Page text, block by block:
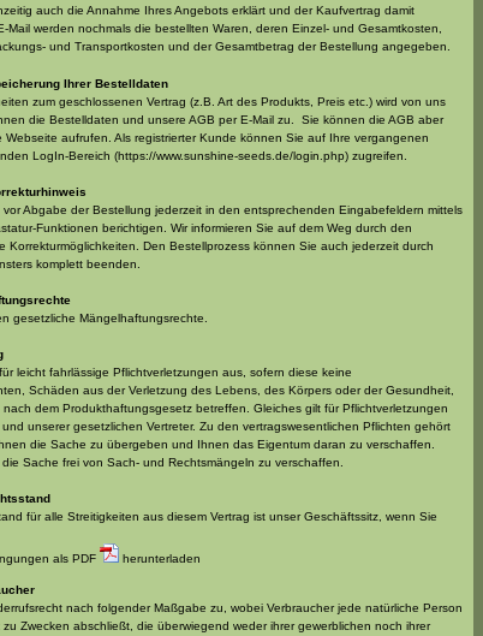
auch die Annahme Ihres Angebots erklärt und der Kaufvertrag damit
Mail werden nochmals die bestellten Waren, deren Einzel- und Gesamtkosten,
und Transportkosten und der Gesamtbetrag der Bestellung angegeben.
Ihrer Bestelldaten
zum geschlossenen Vertrag (z.B. Art des Produkts, Preis etc.) wird von uns
die Bestelldaten und unsere AGB per E-Mail zu. Sie können die AGB aber
Webseite aufrufen. Als registrierter Kunde können Sie auf Ihre vergangenen
LogIn-Bereich (https://www.sunshine-seeds.de/login.php) zugreifen.
Abgabe der Bestellung jederzeit in den entsprechenden Eingabefeldern mittels
Funktionen berichtigen. Wir informieren Sie auf dem Weg durch den
Korrekturmöglichkeiten. Den Bestellprozess können Sie auch jederzeit durch
komplett beenden.
gesetzliche Mängelhaftungsrechte.
leicht fahrlässige Pflichtverletzungen aus, sofern diese keine
Schäden aus der Verletzung des Lebens, des Körpers oder der Gesundheit,
dem Produkthaftungsgesetz betreffen. Gleiches gilt für Pflichtverletzungen
unserer gesetzlichen Vertreter. Zu den vertragswesentlichen Pflichten gehört
die Sache zu übergeben und Ihnen das Eigentum daran zu verschaffen.
Sache frei von Sach- und Rechtsmängeln zu verschaffen.
für alle Streitigkeiten aus diesem Vertrag ist unser Geschäftssitz, wenn Sie
als PDF
herunterladen
nach folgender Maßgabe zu, wobei Verbraucher jede natürliche Person
Zwecken abschließt, die überwiegend weder ihrer gewerblichen noch ihrer